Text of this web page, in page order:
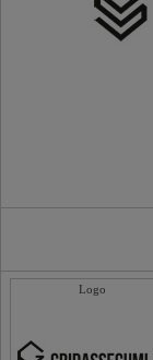
Logo